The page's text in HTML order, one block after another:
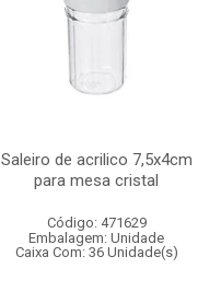
Saleiro de acrilico 7,5x4cm
para mesa cristal
Código: 471629
Embalagem: Unidade
Caixa Com: 36 Unidade(s)